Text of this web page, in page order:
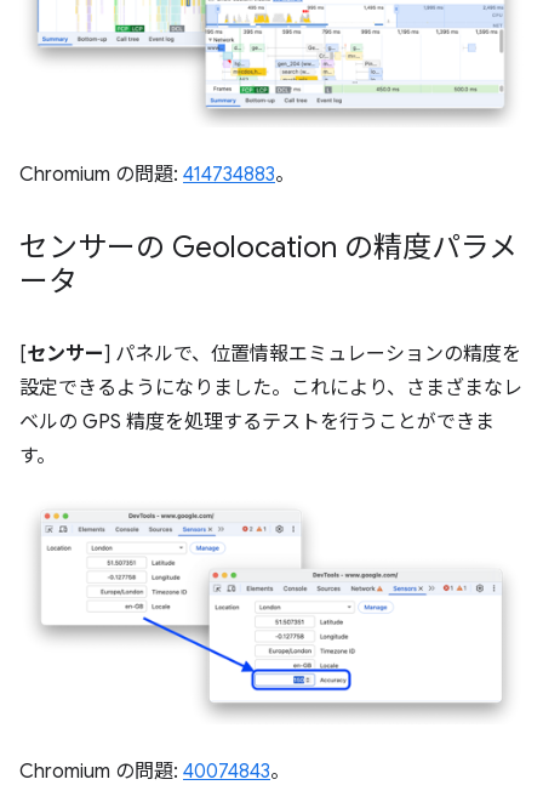
Chromium の問題: 414734883。
センサーの Geolocation の精度パラメ
ータ
[センサー] パネルで、位置情報エミュレーションの精度を
設定できるようになりました。これにより、さまざまなレ
ベルの GPS 精度を処理するテストを行うことができま
す。
Chromium の問題: 40074843。